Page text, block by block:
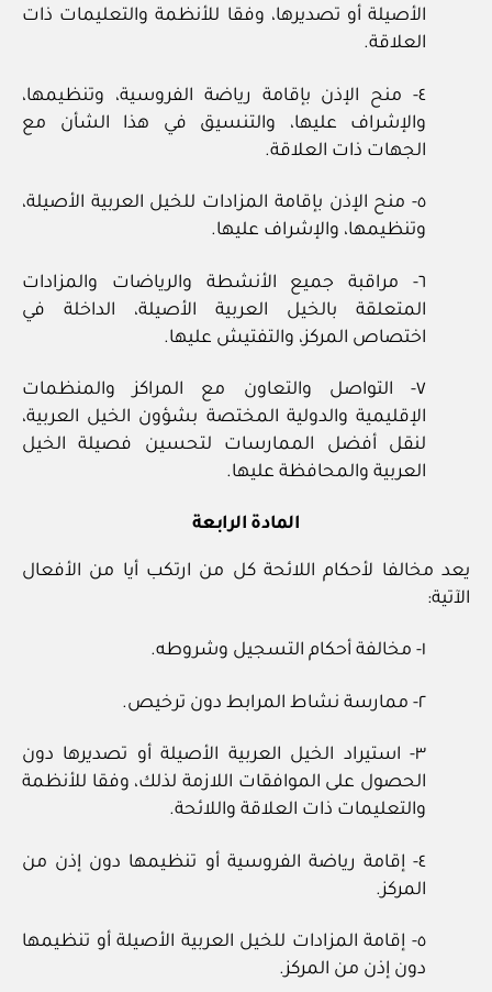
الأصيلة أو تصديرها، وفقا للأنظمة والتعليمات ذات
العلاقة.
٤- منح الإذن بإقامة رياضة الفروسية، وتنظيمها،
والإشراف عليها، والتنسيق في هذا الشأن مع
الجهات ذات العلاقة.
٥- منح الإذن بإقامة المزادات للخيل العربية الأصيلة،
وتنظيمها، والإشراف عليها.
٦- مراقبة جميع الأنشطة والرياضات والمزادات
المتعلقة بالخيل العربية الأصيلة، الداخلة في
اختصاص المركز، والتفتيش عليها.
٧- التواصل والتعاون مع المراكز والمنظمات
الإقليمية والدولية المختصة بشؤون الخيل العربية،
لنقل أفضل الممارسات لتحسين فصيلة الخيل
العربية والمحافظة عليها.
المادة الرابعة
يعد مخالفا لأحكام اللائحة كل من ارتكب أيا من الأفعال
الآتية:
١- مخالفة أحكام التسجيل وشروطه.
٢- ممارسة نشاط المرابط دون ترخيص.
٣- استيراد الخيل العربية الأصيلة أو تصديرها دون
الحصول على الموافقات اللازمة لذلك، وفقا للأنظمة
والتعليمات ذات العلاقة واللائحة.
٤- إقامة رياضة الفروسية أو تنظيمها دون إذن من
المركز.
٥- إقامة المزادات للخيل العربية الأصيلة أو تنظيمها
دون إذن من المركز.